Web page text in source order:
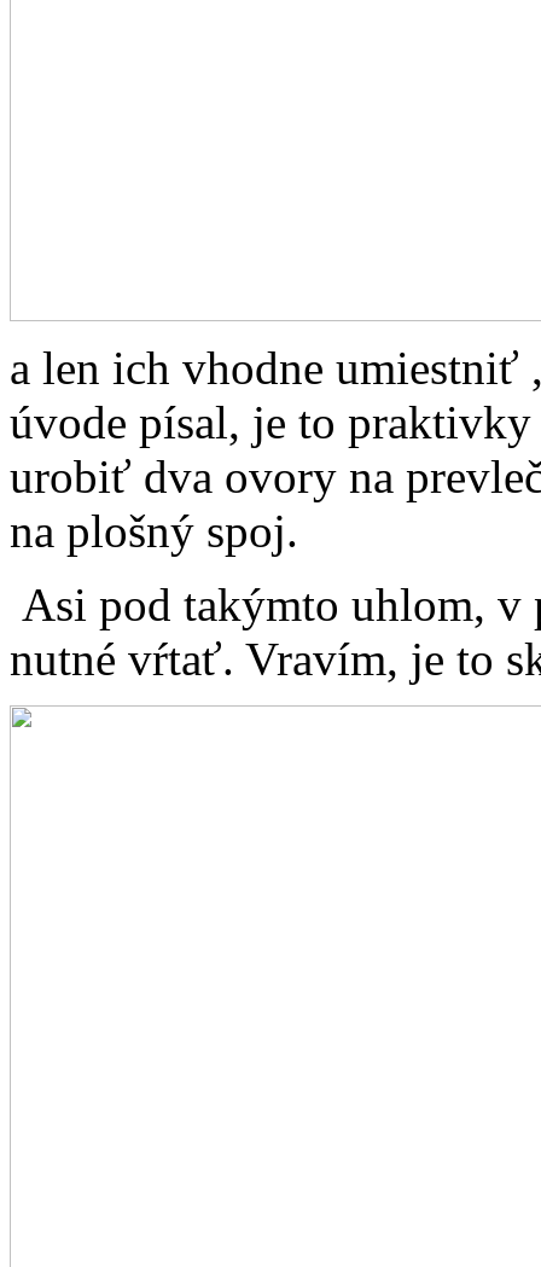
a len ich vhodne umiestniť
úvode písal, je to praktivky
urobiť dva ovory na
na plošný spoj.
Asi pod takýmto uhlom, v
nutné vŕtať. Vravím, je to